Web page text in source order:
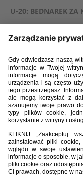
U-20: BEDNAREK ZA
PIĘĆ
MANDZE
Kliknij by dowiedzieć się